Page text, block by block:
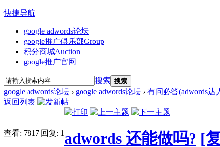
快捷导航
google adwords论坛
google推广倶乐部Group
积分商城Auction
google推广官网
搜索 搜索
google adwords论坛 › google adwords论坛 › 有问必答(adwords达
返回列表
查看: 7817|回复: 1 adwords 还能做吗? [